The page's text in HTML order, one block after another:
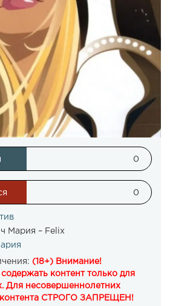
0
0
Мария – Felix
(18+) Внимание!
контент только для
Для несовершеннолетних
контента СТРОГО ЗАПРЕЩЕН!